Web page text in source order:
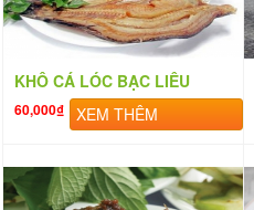
KHÔ CÁ LÓC BẠC LIÊU
60,000₫ XEM THÊM